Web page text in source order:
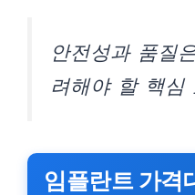
안전성과 품질
려해야 할 핵심
임플란트 가격